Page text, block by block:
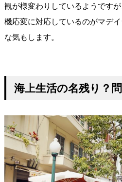
観が様変わりしているようです
機応変に対応しているのがマデ
な気もします。
海上生活の名残り？